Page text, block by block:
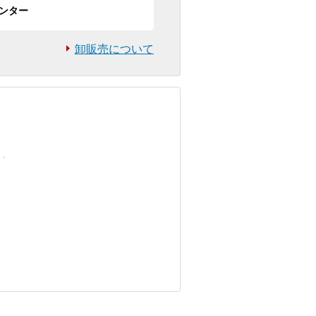
ター
卸販売について